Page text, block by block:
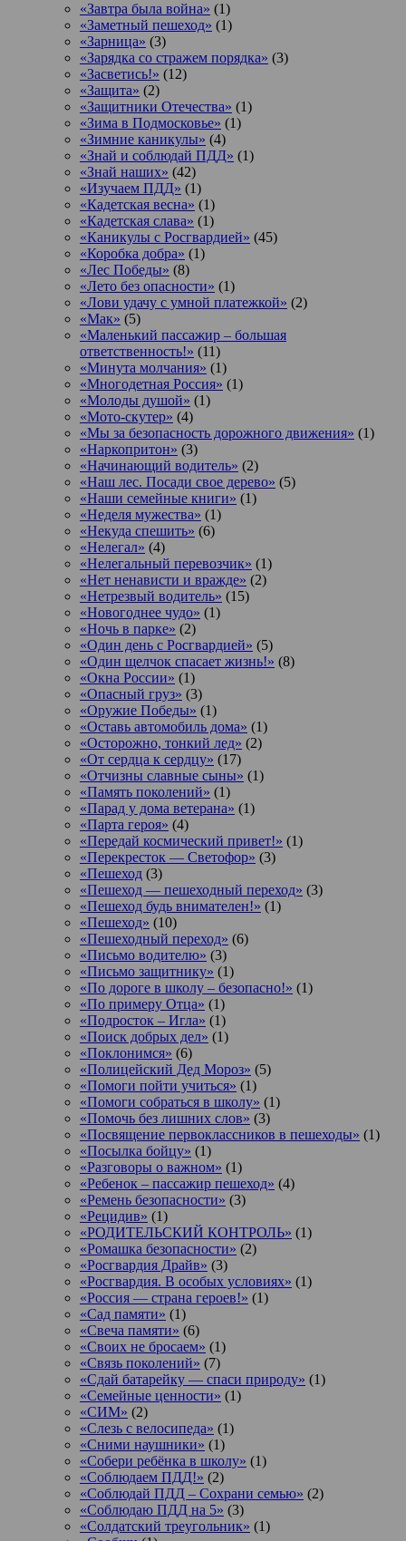
«Завтра была война» (1)
«Заметный пешеход» (1)
«Зарница» (3)
«Зарядка со стражем порядка» (3)
«Засветись!» (12)
«Защита» (2)
«Защитники Отечества» (1)
«Зима в Подмосковье» (1)
«Зимние каникулы» (4)
«Знай и соблюдай ПДД» (1)
«Знай наших» (42)
«Изучаем ПДД» (1)
«Кадетская весна» (1)
«Кадетская слава» (1)
«Каникулы с Росгвардией» (45)
«Коробка добра» (1)
«Лес Победы» (8)
«Лето без опасности» (1)
«Лови удачу с умной платежкой» (2)
«Мак» (5)
«Маленький пассажир – большая
ответственность!» (11)
«Минута молчания» (1)
«Многодетная Россия» (1)
«Молоды душой» (1)
«Мото-скутер» (4)
«Мы за безопасность дорожного движения» (1)
«Наркопритон» (3)
«Начинающий водитель» (2)
«Наш лес. Посади свое дерево» (5)
«Наши семейные книги» (1)
«Неделя мужества» (1)
«Некуда спешить» (6)
«Нелегал» (4)
«Нелегальный перевозчик» (1)
«Нет ненависти и вражде» (2)
«Нетрезвый водитель» (15)
«Новогоднее чудо» (1)
«Ночь в парке» (2)
«Один день с Росгвардией» (5)
«Один щелчок спасает жизнь!» (8)
«Окна России» (1)
«Опасный груз» (3)
«Оружие Победы» (1)
«Оставь автомобиль дома» (1)
«Осторожно, тонкий лед» (2)
«От сердца к сердцу» (17)
«Отчизны славные сыны» (1)
«Память поколений» (1)
«Парад у дома ветерана» (1)
«Парта героя» (4)
«Передай космический привет!» (1)
«Перекресток — Светофор» (3)
«Пешеход (3)
«Пешеход — пешеходный переход» (3)
«Пешеход будь внимателен!» (1)
«Пешеход» (10)
«Пешеходный переход» (6)
«Письмо водителю» (3)
«Письмо защитнику» (1)
«По дороге в школу – безопасно!» (1)
«По примеру Отца» (1)
«Подросток ‒ Игла» (1)
«Поиск добрых дел» (1)
«Поклонимся» (6)
«Полицейский Дед Мороз» (5)
«Помоги пойти учиться» (1)
«Помоги собраться в школу» (1)
«Помочь без лишних слов» (3)
«Посвящение первоклассников в пешеходы» (1)
«Посылка бойцу» (1)
«Разговоры о важном» (1)
«Ребенок – пассажир пешеход» (4)
«Ремень безопасности» (3)
«Рецидив» (1)
«РОДИТЕЛЬСКИЙ КОНТРОЛЬ» (1)
«Ромашка безопасности» (2)
«Росгвардия Драйв» (3)
«Росгвардия. В особых условиях» (1)
«Россия — страна героев!» (1)
«Сад памяти» (1)
«Свеча памяти» (6)
«Своих не бросаем» (1)
«Связь поколений» (7)
«Сдай батарейку — спаси природу» (1)
«Семейные ценности» (1)
«СИМ» (2)
«Слезь с велосипеда» (1)
«Сними наушники» (1)
«Собери ребёнка в школу» (1)
«Соблюдаем ПДД!» (2)
«Соблюдай ПДД – Сохрани семью» (2)
«Соблюдаю ПДД на 5» (3)
«Солдатский треугольник» (1)